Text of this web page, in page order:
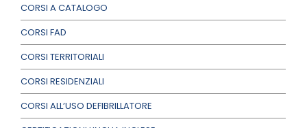
CORSI A CATALOGO
CORSI FAD
CORSI TERRITORIALI
CORSI RESIDENZIALI
CORSI ALL’USO DEFIBRILLATORE